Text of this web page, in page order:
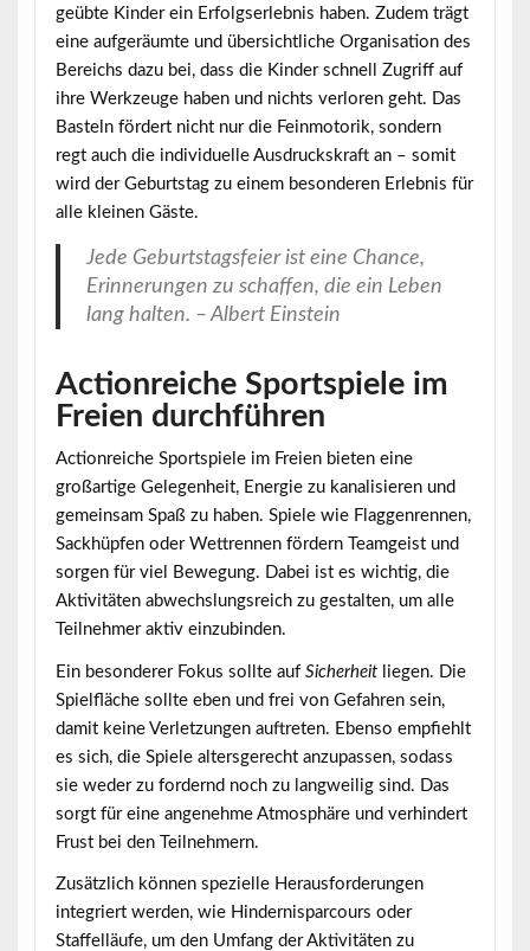
geübte Kinder ein Erfolgserlebnis haben. Zudem trägt
eine aufgeräumte und übersichtliche Organisation des
Bereichs dazu bei, dass die Kinder schnell Zugriff auf
ihre Werkzeuge haben und nichts verloren geht. Das
Basteln fördert nicht nur die Feinmotorik, sondern
regt auch die individuelle Ausdruckskraft an – somit
wird der Geburtstag zu einem besonderen Erlebnis für
alle kleinen Gäste.
Jede Geburtstagsfeier ist eine Chance,
Erinnerungen zu schaffen, die ein Leben
lang halten. – Albert Einstein
Actionreiche Sportspiele im
Freien durchführen
Actionreiche Sportspiele im Freienbieten eine
großartige Gelegenheit, Energie zu kanalisieren und
gemeinsam Spaß zu haben. Spiele wie Flaggenrennen,
Sackhüpfen oder Wettrennen fördern Teamgeist und
sorgen für viel Bewegung. Dabei ist es wichtig, die
Aktivitäten abwechslungsreich zu gestalten, um alle
Teilnehmer aktiv einzubinden.
Ein besonderer Fokus sollte auf Sicherheitliegen. Die
Spielfläche sollte eben und frei von Gefahren sein,
damit keine Verletzungen auftreten. Ebenso empfiehlt
es sich, die Spiele altersgerecht anzupassen, sodass
sie weder zu fordernd noch zu langweilig sind. Das
sorgt für eine angenehme Atmosphäre und verhindert
Frust bei den Teilnehmern.
Zusätzlich können spezielle Herausforderungen
integriert werden, wie Hindernisparcours oder
Staffelläufe, um den Umfang der Aktivitäten zu